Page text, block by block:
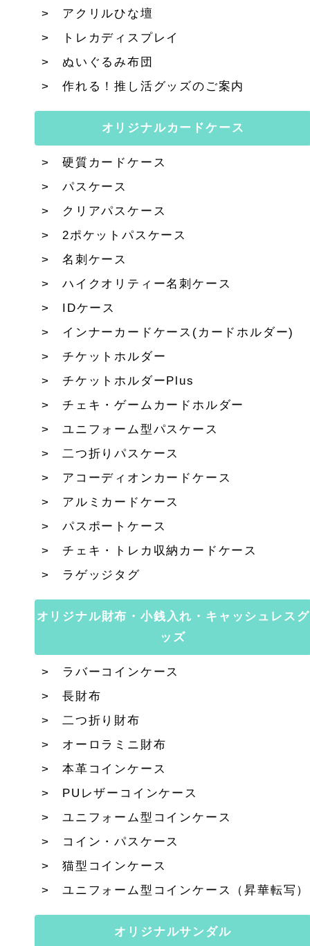
アクリルひな壇
トレカディスプレイ
ぬいぐるみ布団
作れる！推し活グッズのご案内
オリジナルカードケース
硬質カードケース
パスケース
クリアパスケース
2ポケットパスケース
名刺ケース
ハイクオリティー名刺ケース
IDケース
インナーカードケース(カードホルダー)
チケットホルダー
チケットホルダーPlus
チェキ・ゲームカードホルダー
ユニフォーム型パスケース
二つ折りパスケース
アコーディオンカードケース
アルミカードケース
パスポートケース
チェキ・トレカ収納カードケース
ラゲッジタグ
オリジナル財布・小銭入れ・キャッシュレスグ
ッズ
ラバーコインケース
長財布
二つ折り財布
オーロラミニ財布
本革コインケース
PUレザーコインケース
ユニフォーム型コインケース
コイン・パスケース
猫型コインケース
ユニフォーム型コインケース（昇華転写）
オリジナルサンダル